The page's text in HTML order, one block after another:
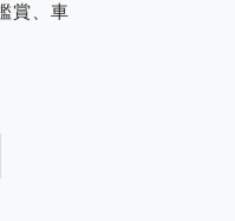
賞、車